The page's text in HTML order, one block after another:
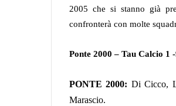
2005 che si stanno già
confronterà con molte
Ponte 2000 – Tau Calcio 1
PONTE 2000: Di Cicco,
Marascio.